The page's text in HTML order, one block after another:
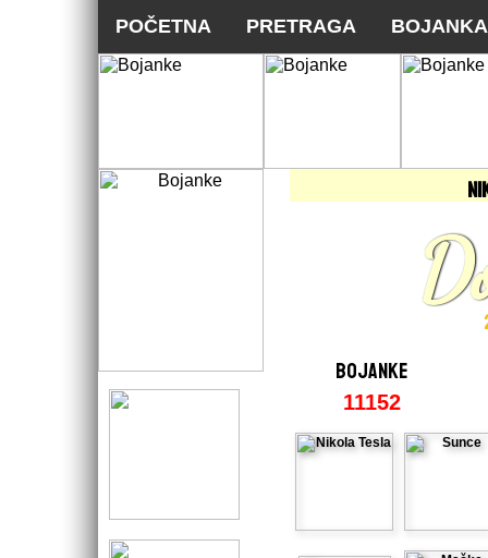
POČETNA PRETRAGA BOJANKA
BOJANKE
11152